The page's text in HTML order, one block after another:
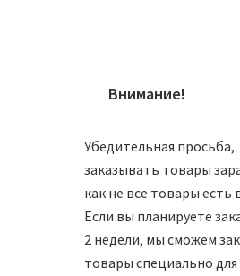
Внимание!
Убедительная просьба,
заказывать товары
как не все товары есть
Если вы планируете
2 недели, мы сможем
товары специально